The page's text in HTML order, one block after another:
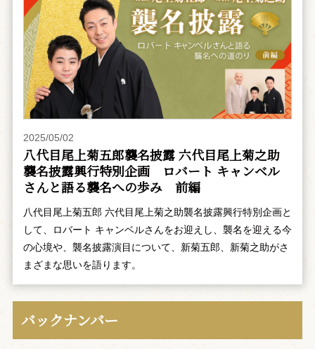
2025/05/02
八代目尾上菊五郎襲名披露 六代目尾上菊之助
襲名披露興行特別企画 ――ロバート キャンベル
さんと語る襲名への歩み 前編
八代目尾上菊五郎 六代目尾上菊之助襲名披露興行特別企画と
して、ロバート キャンベルさんをお迎えし、襲名を迎える今
の心境や、襲名披露演目について、新菊五郎、新菊之助がさ
まざまな思いを語ります。
バックナンバー